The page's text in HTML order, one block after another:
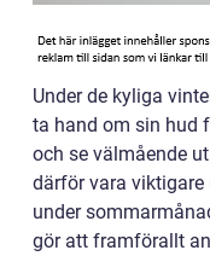
Under de kyliga
ta hand om sin hud
och se välmående
därför vara
under
gör att framförallt